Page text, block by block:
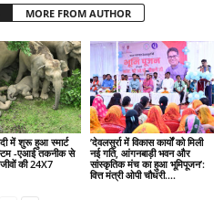
MORE FROM AUTHOR
में शुरू हुआ स्मार्ट
-एआई तकनीक से
की 24X7
’देवलसुर्रा में विकास कार्यों को मिली
नई गति, आंगनबाड़ी भवन और
सांस्कृतिक मंच का हुआ भूमिपूजन’:
वित्त मंत्री ओपी चौधरी….